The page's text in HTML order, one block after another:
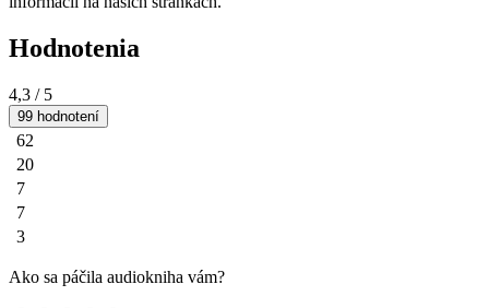
Hodnotenia
4,3 / 5
99 hodnotení
62
20
7
7
3
Ako sa páčila audiokniha vám?